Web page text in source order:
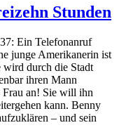
Stunden
Ein Telefonanruf
junge Amerikanerin ist
wird durch die Stadt
ihren Mann
Frau an! Sie will ihn
kann. Benny
– und sein